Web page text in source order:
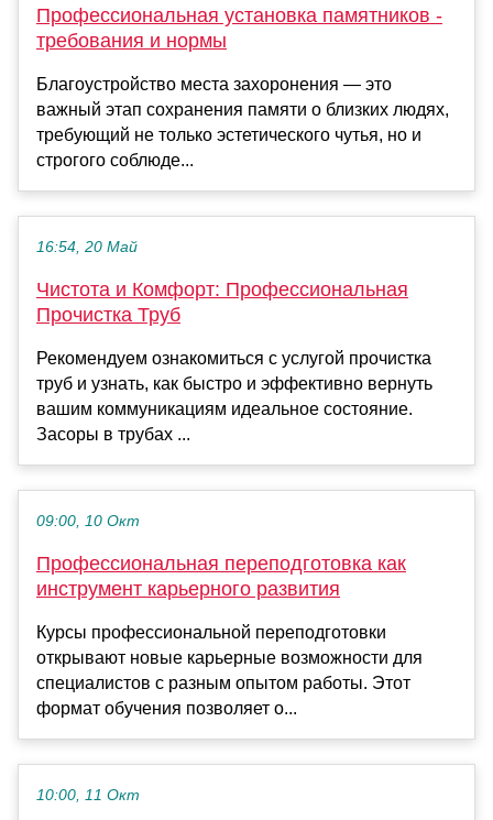
Профессиональная установка памятников -
требования и нормы
Благоустройство места захоронения — это
важный этап сохранения памяти о близких людях,
требующий не только эстетического чутья, но и
строгого соблюде...
16:54, 20 Май
Чистота и Комфорт: Профессиональная
Прочистка Труб
Рекомендуем ознакомиться с услугой прочистка
труб и узнать, как быстро и эффективно вернуть
вашим коммуникациям идеальное состояние.
Засоры в трубах ...
09:00, 10 Окт
Профессиональная переподготовка как
инструмент карьерного развития
Курсы профессиональной переподготовки
открывают новые карьерные возможности для
специалистов с разным опытом работы. Этот
формат обучения позволяет о...
10:00, 11 Окт